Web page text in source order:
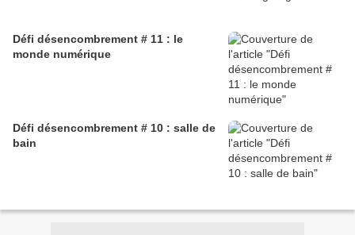
Défi désencombrement # 11 : le
monde numérique
Défi désencombrement # 10 : salle de
bain